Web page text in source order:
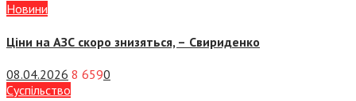
Новини
Ціни на АЗС скоро знизяться, – Свириденко
08.04.2026 8 6590
Суспiльство